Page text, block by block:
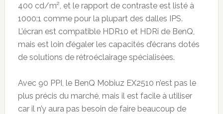
400 cd/m², et le rapport de contraste est listé à
1000:1 comme pour la plupart des dalles IPS.
L’écran est compatible HDR10 et HDRi de BenQ,
mais est loin d’égaler les capacités d’écrans dotés
de solutions de rétroéclairage spécialisées.
Avec 90 PPI, le BenQ Mobiuz EX2510 n’est pas le
plus précis du marché, mais il est facile à utiliser
car il n’y aura pas besoin de faire beaucoup de